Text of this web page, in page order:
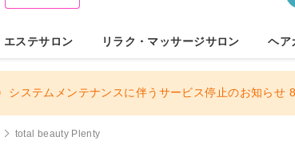
エステサロン リラク・マッサージサロン ヘア
システムメンテナンスに伴うサービス停止のお知らせ
total beauty Plenty